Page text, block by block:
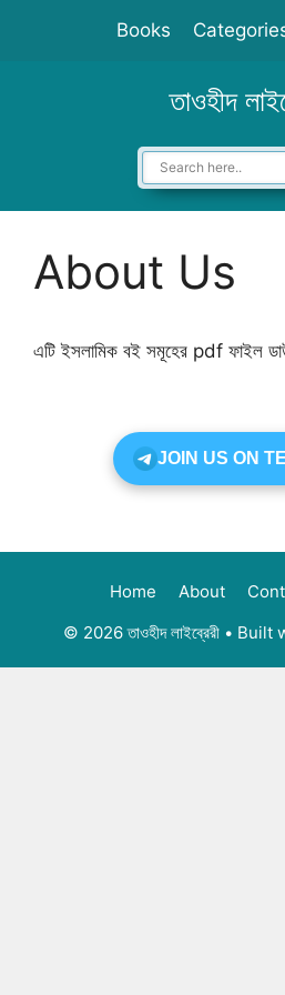
Books
তাওহীদ
About Us
এটি ইসলামিক বই সমূহের pdf ফাইল
JOIN US ON
Home About
© 2026 তাওহীদ লাইব্রেরী • Built